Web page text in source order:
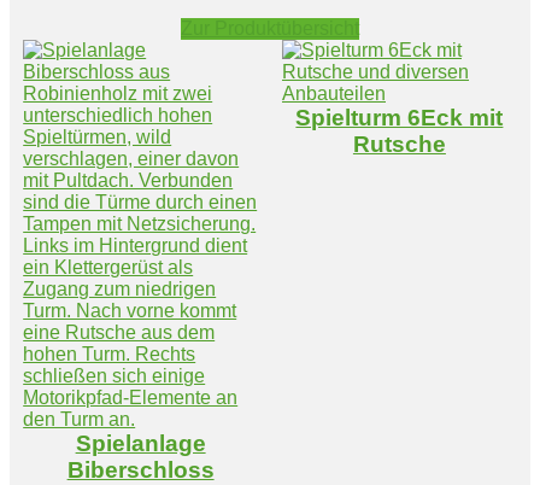
Spielanlage
Biberschloss
Spielturm 6Eck mit
Rutsche